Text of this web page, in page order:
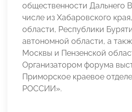
общественности Дальнего
числе из Хабаровского
области, Республики
автономной области, а
Москвы и Пензенской
Организатором форума
Приморское краевое
РОССИИ».